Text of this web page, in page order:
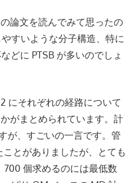
論文を読んでみて思ったの
すいような分子構造、特に
どに PTSB が多いのでしょ
にそれぞれの経路について
がまとめられています。計
が、すごいの一言です。管
とがありましたが、とても
個求めるのには最低数